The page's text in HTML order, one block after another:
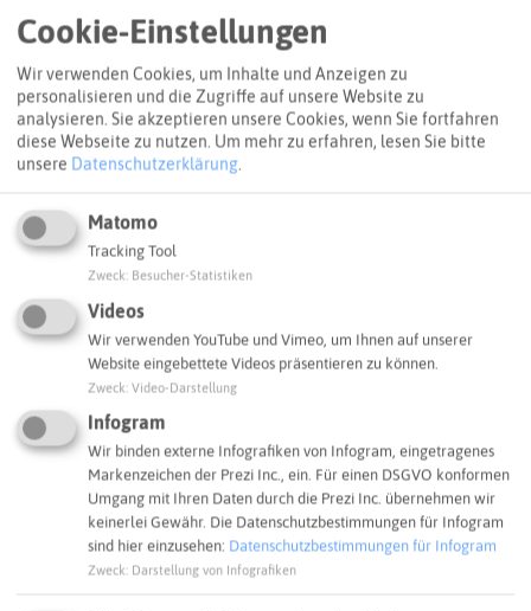
klimagerechte Stadtentwicklung, welcher aus dem
ehemaligen Runden Umwelttisch entstanden ist. Er besitzt
eine vorberatende Funktion für den Umweltausschuss der
Stadt Castrop-Rauxel. Um Bürgerinnen und Bürgern die
Möglichkeit zu geben, sich so effektiv und zielgerichtet
wie nur möglich an den Themen Gebäude und Energie,
Stadtplanung zu beteiligen, wurden im Beirat für
klimagerechte Stadtentwicklung Arbeitsgruppen zu diesen
Themen gegründet. Diese Arbeitsgruppen organisieren
sich selbst und stellen ihre jeweiligen Ergebnisse in den
Sitzungen des Beirates vor. Dazu nehmen von jeder
Arbeitsgruppe jeweils die Hauptansprechpartnerin bzw.
der Hauptansprechpartner sowie Mitglieder von Politik
und Verwaltung teil. Die Ergebnisse können dann, nach
Abstimmung im Beirat, zu Anträgen für den
Umweltausschuss verarbeitet werden. Ein Beispielprojekt,
welches aus der Arbeitsgruppe `Gebäude und Energie` des
Beirates initiiert wurde, ist die Idee zur Förderrichtlinie für
private Solaranlagen.
Cookie-Einstellungen
Wir verwenden Cookies, um Inhalte und Anzeigen zu
personalisieren und die Zugriffe auf unsere Website zu
analysieren. Sie akzeptieren unsere Cookies, wenn Sie fortfahren
diese Webseite zu nutzen. Um mehr zu erfahren, lesen Sie bitte
unsere Datenschutzerklärung.
Matomo
Tracking Tool
Zweck Besucher-Statistiken
Videos
Wir verwenden YouTube und Vimeo, um Ihnen auf unserer
Website eingebettete Videos präsentieren zu können.
Zweck Video-Darstellung
Infogram
Wir binden externe Infografiken von Infogram, eingetragenes
Markenzeichen der Prezi Inc., ein. Für einen DSGVO konformen
Umgang mit Ihren Daten durch die Prezi Inc. übernehmen wir
keinerlei Gewähr. Die Datenschutzbestimmungen für Infogram
sind hier einzusehen: Datenschutzbestimmungen für Infogram
Zweck Darstellung von Infografiken